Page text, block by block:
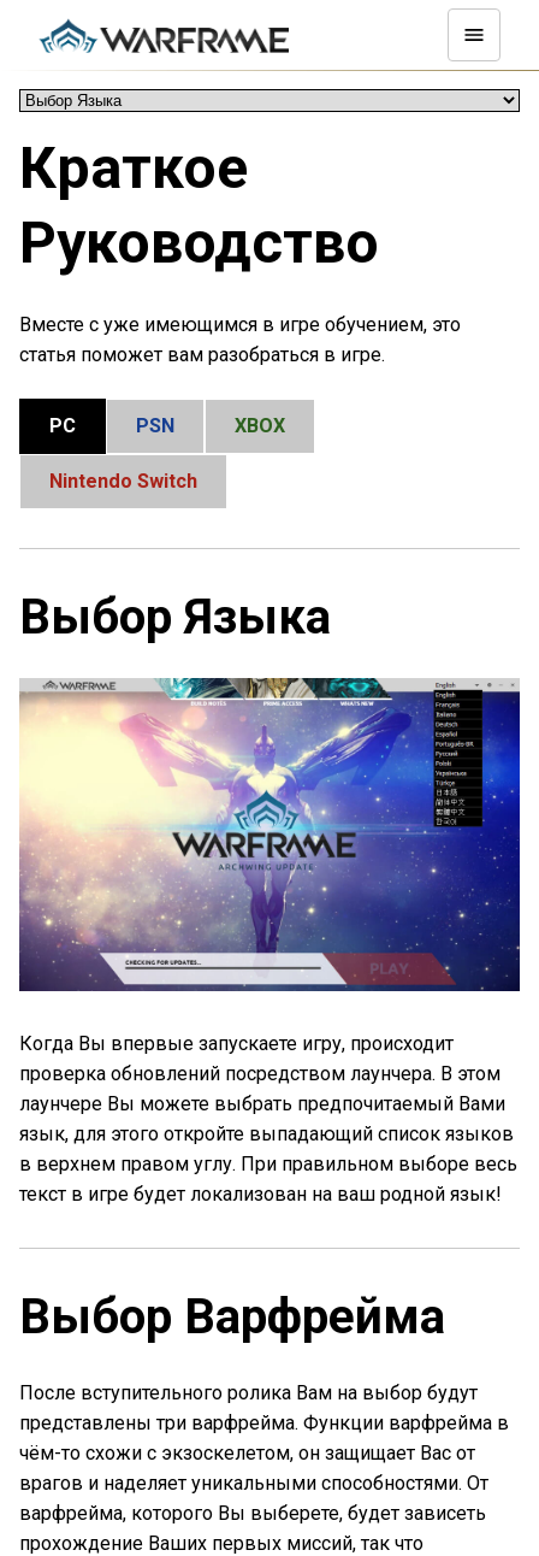
Краткое
Руководство
Вместе с уже имеющимся в игре обучением, это
статья поможет вам разобраться в игре.
PC PSN XBOX
Nintendo Switch
Выбор Языка
Когда Вы впервые запускаете игру, происходит
проверка обновлений посредством лаунчера. В этом
лаунчере Вы можете выбрать предпочитаемый Вами
язык, для этого откройте выпадающий список языков
в верхнем правом углу. При правильном выборе весь
текст в игре будет локализован на ваш родной язык!
Выбор Варфрейма
После вступительного ролика Вам на выбор будут
представлены три варфрейма. Функции варфрейма в
чём-то схожи с экзоскелетом, он защищает Вас от
врагов и наделяет уникальными способностями. От
варфрейма, которого Вы выберете, будет зависеть
прохождение Ваших первых миссий, так что